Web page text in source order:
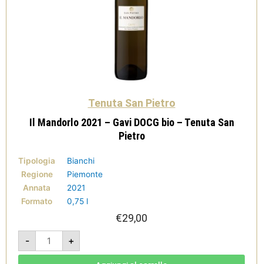
Tenuta San Pietro
Il Mandorlo 2021 – Gavi DOCG bio – Tenuta San
Pietro
Tipologia
Bianchi
Regione
Piemonte
Annata
2021
Formato
0,75 l
€29,00
-
Il
Mandorlo
2021
-
+